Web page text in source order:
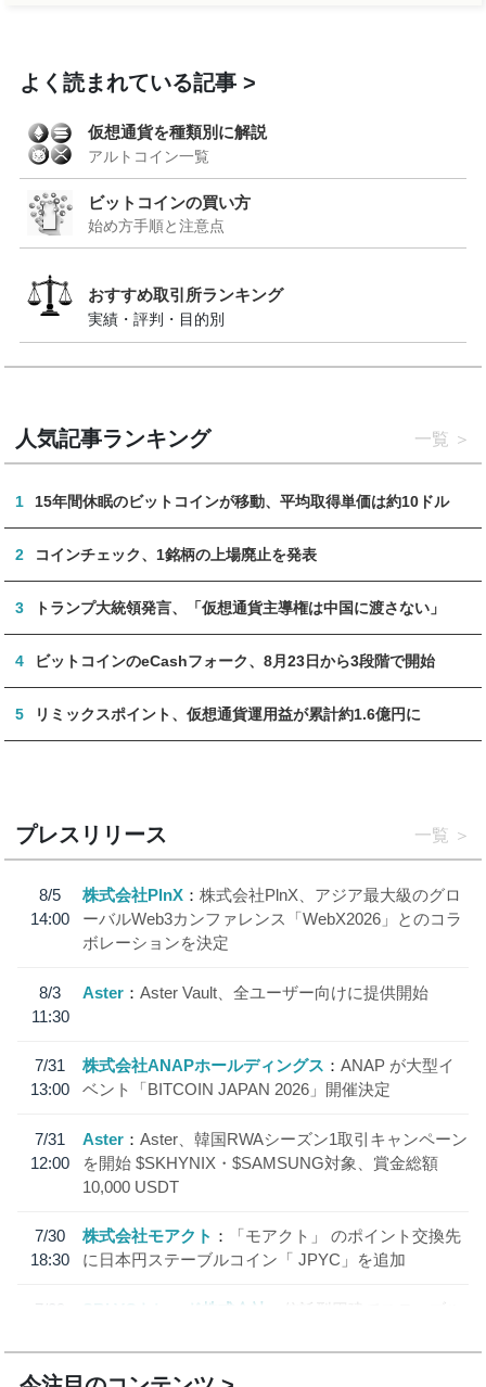
よく読まれている記事
仮想通貨を種類別に解説
アルトコイン一覧
ビットコインの買い方
始め方手順と注意点
おすすめ取引所ランキング
実績・評判・目的別
人気記事ランキング 一覧
1 15年間休眠のビットコインが移動、平均取得単価は約10ドル
2 コインチェック、1銘柄の上場廃止を発表
3 トランプ大統領発言、「仮想通貨主導権は中国に渡さない」
4 ビットコインのeCashフォーク、8月23日から3段階で開始
5 リミックスポイント、仮想通貨運用益が累計約1.6億円に
プレスリリース 一覧
8/5
14:00
株式会社PlnX
株式会社PlnX、アジア最大級のグロ
ーバルWeb3カンファレンス「WebX2026」とのコラ
ボレーションを決定
8/3
11:30
Aster Aster Vault、全ユーザー向けに提供開始
7/31
13:00
株式会社ANAPホールディングス
ANAP が大型イ
ベント「BITCOIN JAPAN 2026」開催決定
7/31
12:00
Aster
Aster、韓国RWAシーズン1取引キャンペーン
を開始 $SKHYNIX・$SAMSUNG対象、賞金総額
10,000 USDT
7/30
18:30
株式会社モアクト
「モアクト」 のポイント交換先
に日本円ステーブルコイン「 JPYC」を追加
7/29
SBI VCトレード株式会社
信託型円建てステーブル